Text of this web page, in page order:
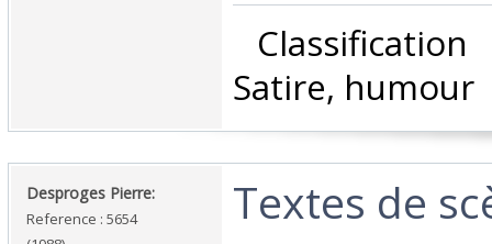
Satire, humour‎
‎Desproges Pierre: ‎
Reference : 5654
‎Textes de